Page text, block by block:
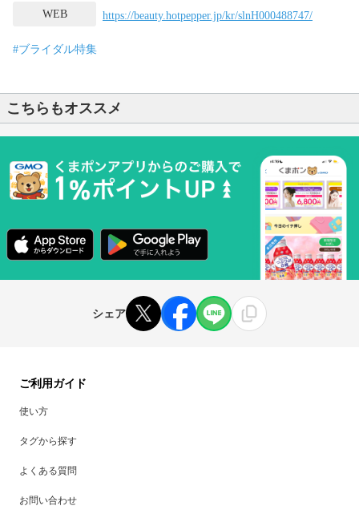
WEB https://beauty.hotpepper.jp/kr/slnH000488747/
#ブライダル特集
こちらもオススメ
シェア
ご利用ガイド
使い方
タグから探す
よくある質問
お問い合わせ